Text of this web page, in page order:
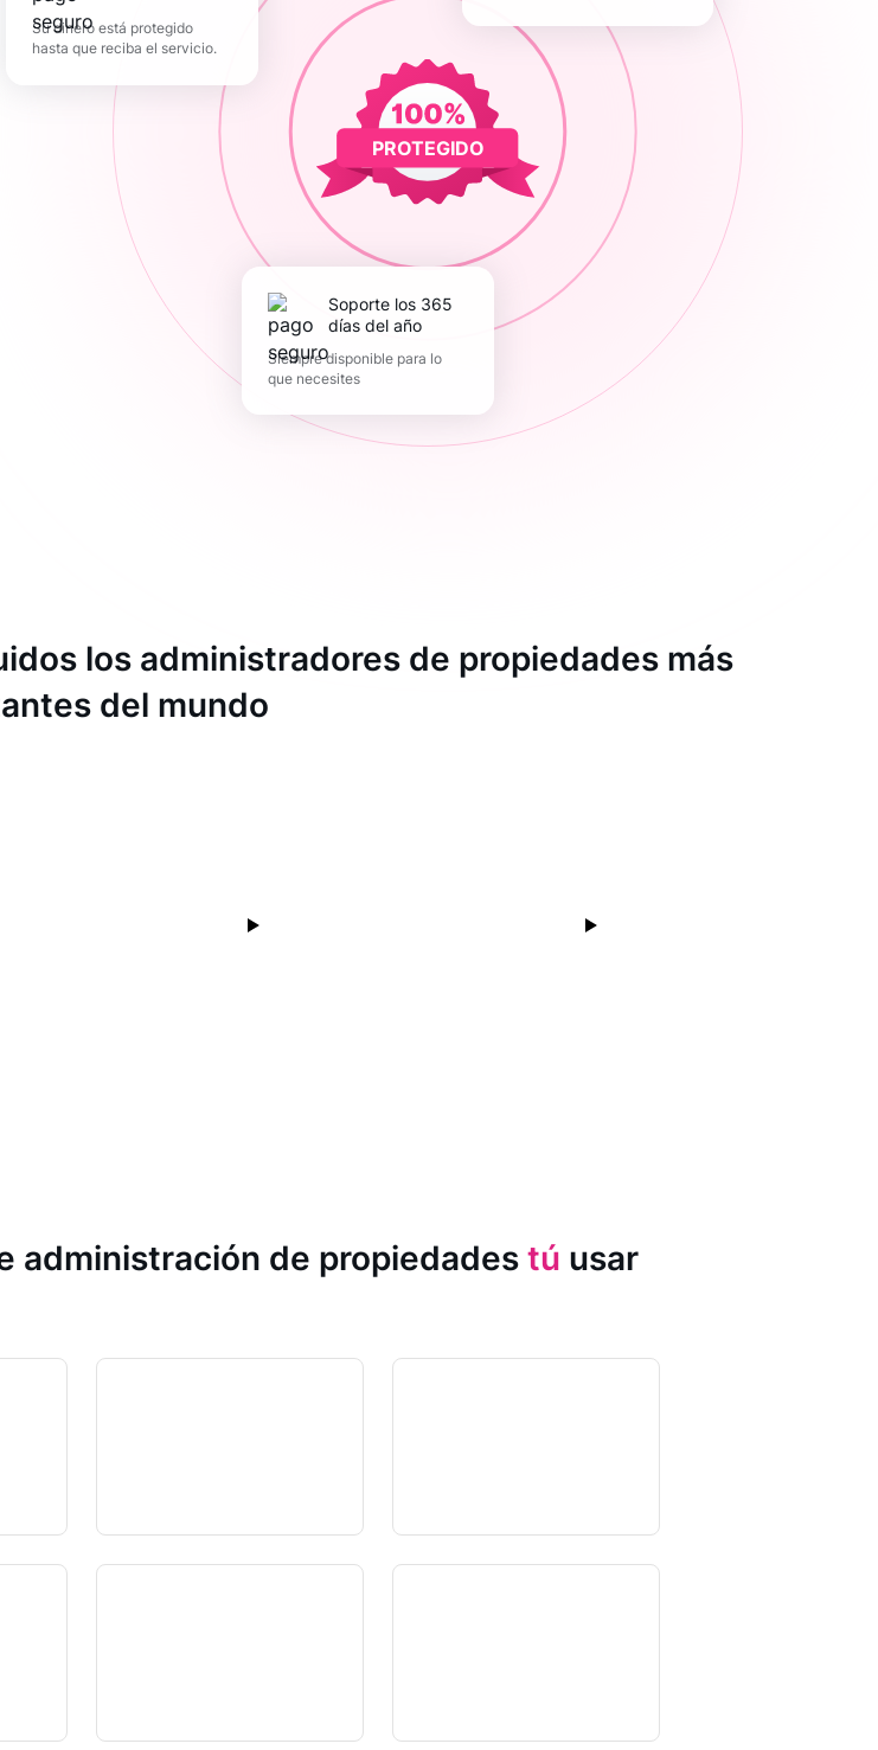
PROTEGIDO
Su dinero está protegido
hasta que reciba el servicio.
Soporte los 365
días del año
Siempre disponible para lo
que necesites
los administradores de propiedades más
del mundo
administración de propiedades tú usar